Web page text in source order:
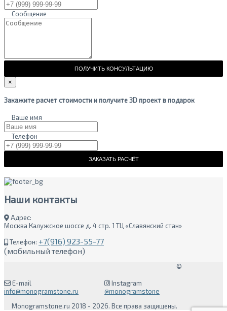
Сообщение
ПОЛУЧИТЬ КОНСУЛЬТАЦИЮ
×
Закажите расчет стоимости и получите 3D проект в подарок
Ваше имя
Телефон
ЗАКАЗАТЬ РАСЧЁТ
Наши контакты
Адрес:
Москва Калужское шоссе д. 4 стр. 1 ТЦ «Славянский стан»
Телефон: +7(916) 923-55-77
(мобильный телефон)
E-mail
info@monogramstone.ru
Instagram
@monogramstone
©
Monogramstone.ru 2018 - 2026. Все права защищены.